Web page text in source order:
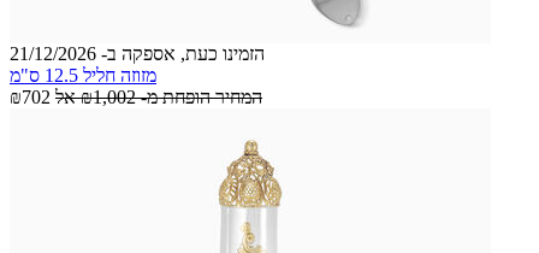
הזמינו כעת, אספקה ב- 21/12/2026
מזוזה חליל 12.5 ס"מ
₪702
המחיר הופחת מ-₪1,002 אל